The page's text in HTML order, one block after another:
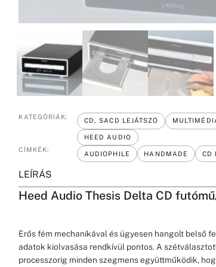
KATEGÓRIÁK:
CD, SACD LEJÁTSZÓ
HEED AUDIO
CÍMKÉK:
AUDIOPHILE HANDMADE CD
LEÍRÁS
Heed Audio Thesis Delta CD
Erős fém mechanikával és ügyesen hangolt belső
adatok kiolvasása rendkívül pontos. A
processzorig minden szegmens együttműködik,